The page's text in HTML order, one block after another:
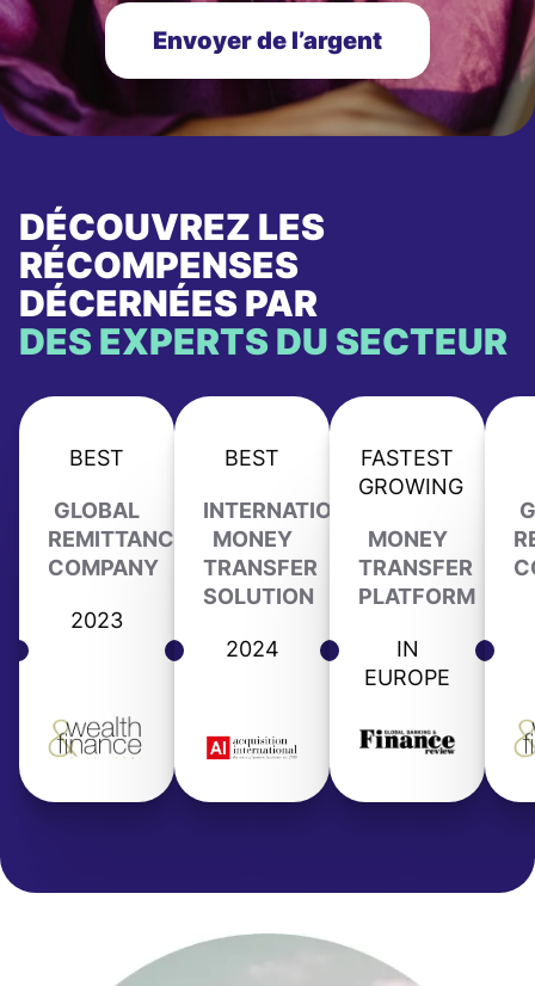
Envoyer de l’argent
DÉCOUVREZ LES
RÉCOMPENSES
DÉCERNÉES PAR
DES EXPERTS DU SECTEUR
BEST
GLOBAL
REMITTANCE
COMPANY
2023
BEST
INTERNATIONAL
MONEY
TRANSFER
SOLUTION
2024
FASTEST
GROWING
MONEY
TRANSFER
PLATFORM
IN
EUROPE